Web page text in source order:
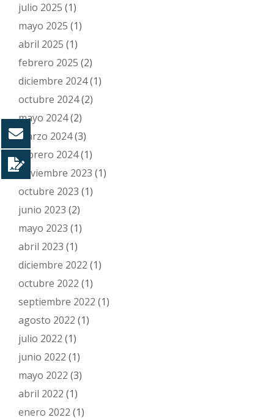
julio 2025 (1)
mayo 2025 (1)
abril 2025 (1)
febrero 2025 (2)
diciembre 2024(1)
octubre 2024(2)
mayo 2024(2)
marzo 2024(3)
febrero 2024(1)
noviembre 2023 (1)
octubre 2023 (1)
junio 2023 (2)
mayo 2023 (1)
abril 2023 (1)
diciembre 2022 (1)
octubre 2022 (1)
septiembre 2022 (1)
agosto 2022 (1)
julio 2022 (1)
junio 2022 (1)
mayo 2022 (3)
abril 2022 (1)
enero 2022 (1)